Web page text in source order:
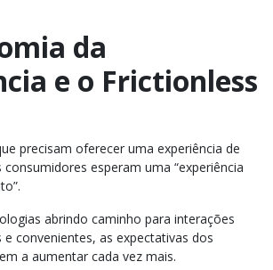
da
e o Frictionless
precisam oferecer uma experiência de
esperam uma “experiência
abrindo caminho para interações
e convenientes, as expectativas dos
a aumentar cada vez mais.